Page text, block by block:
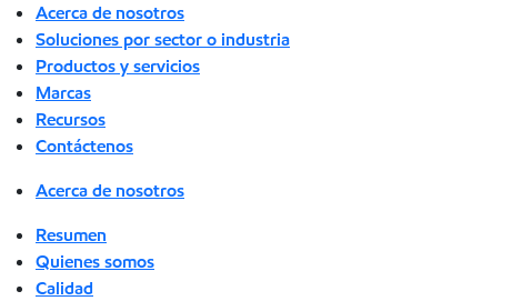
Acerca de nosotros
Soluciones por sector o industria
Productos y servicios
Marcas
Recursos
Contáctenos
Acerca de nosotros
Resumen
Quienes somos
Calidad